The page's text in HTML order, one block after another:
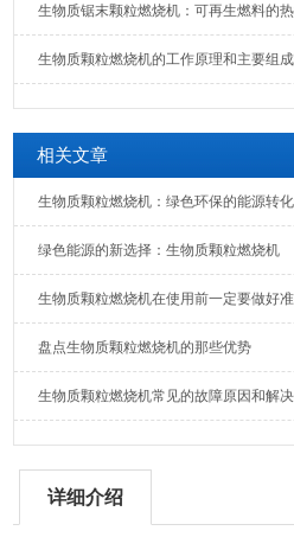
生物质锯末颗粒燃烧机：可再生燃料的
生物质颗粒燃烧机的工作原理和主要组
相关文章
生物质颗粒燃烧机：绿色环保的能源转
绿色能源的新选择：生物质颗粒燃烧机
生物质颗粒燃烧机在使用前一定要做好
盘点生物质颗粒燃烧机的那些优势
生物质颗粒燃烧机常见的故障原因和解
详细介绍